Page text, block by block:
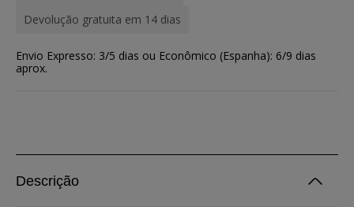
Devolução gratuita em 14 dias
Envio Expresso: 3/5 dias ou Econômico (Espanha): 6/9 dias
aprox.
Descrição